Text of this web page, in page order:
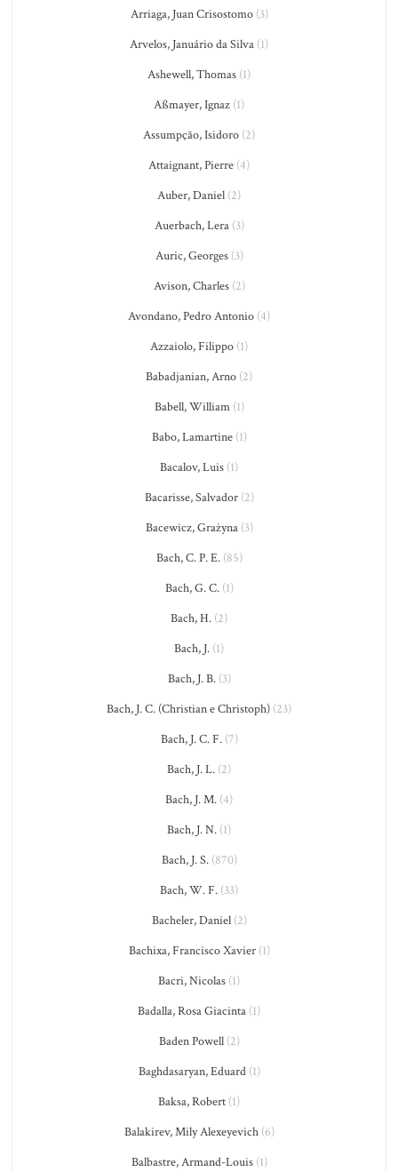
Arriaga, Juan Crisostomo(3)
Arvelos, Januário da Silva (1)
Ashewell, Thomas (1)
Aßmayer, Ignaz (1)
Assumpção, Isidoro (2)
Attaignant, Pierre (4)
Auber, Daniel (2)
Auerbach, Lera(3)
Auric, Georges(3)
Avison, Charles(2)
Avondano, Pedro Antonio (4)
Azzaiolo, Filippo (1)
Babadjanian, Arno (2)
Babell, William(1)
Babo, Lamartine(1)
Bacalov, Luis (1)
Bacarisse, Salvador(2)
Bacewicz, Grażyna(3)
Bach, C. P. E.(85)
Bach, G. C.(1)
Bach, H. (2)
Bach, J. (1)
Bach, J. B.(3)
Bach, J. C. (Christian e Christoph) (23)
Bach, J. C. F.(7)
Bach, J. L. (2)
Bach, J. M. (4)
Bach, J. N. (1)
Bach, J. S.(870)
Bach, W. F. (33)
Bacheler, Daniel(2)
Bachixa, Francisco Xavier(1)
Bacri, Nicolas (1)
Badalla, Rosa Giacinta (1)
Baden Powell(2)
Baghdasaryan, Eduard(1)
Baksa, Robert (1)
Balakirev, Mily Alexeyevich(6)
Balbastre, Armand-Louis(1)